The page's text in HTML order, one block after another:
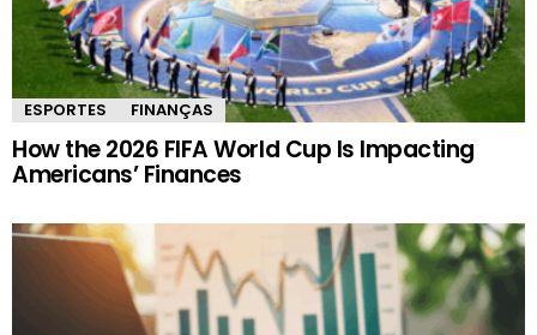
ESPORTES FINANÇAS
How the 2026 FIFA World Cup Is Impacting
Americans’ Finances